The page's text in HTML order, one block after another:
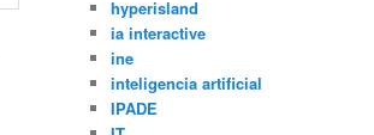
hyperisland
ia interactive
ine
inteligencia artificial
IPADE